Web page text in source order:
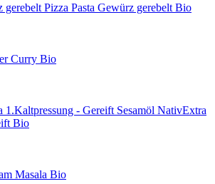
Pizza Pasta Gewürz gerebelt Bio
Curry Bio
Sesamöl NativExtra
Bio
Masala Bio